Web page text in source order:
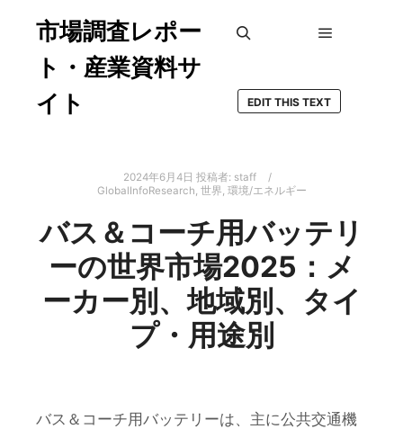
市場調査レポー
ト・産業資料サ
イト
EDIT THIS TEXT
2024年6月4日 投稿者: staff
GlobalInfoResearch, 世界, 環境/エネルギー
バス＆コーチ用バッテリ
ーの世界市場2025：メ
ーカー別、地域別、タイ
プ・用途別
バス＆コーチ用バッテリーは、主に公共交通機